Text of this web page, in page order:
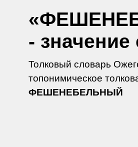
- значение
Толковый словарь
топонимическое
ФЕШЕНЕБЕЛЬНЫЙ